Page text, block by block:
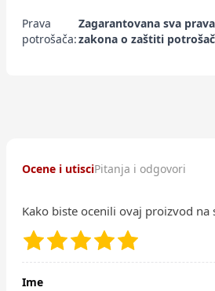
Prava
potrošača:
Zagarantovana sva
zakona o zaštiti
Ocene i utisciPitanja i odgovori
Kako biste ocenili ovaj proizvod na
Ime